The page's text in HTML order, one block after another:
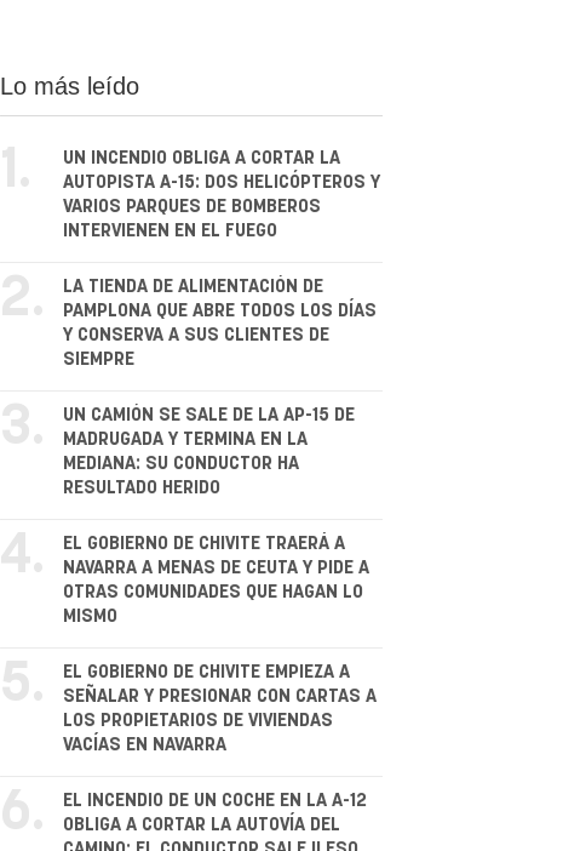
Lo más leído
1.
UN INCENDIO OBLIGA A CORTAR LA
AUTOPISTA A-15: DOS HELICÓPTEROS Y
VARIOS PARQUES DE BOMBEROS
INTERVIENEN EN EL FUEGO
2.
LA TIENDA DE ALIMENTACIÓN DE
PAMPLONA QUE ABRE TODOS LOS DÍAS
Y CONSERVA A SUS CLIENTES DE
SIEMPRE
3.
UN CAMIÓN SE SALE DE LA AP-15 DE
MADRUGADA Y TERMINA EN LA
MEDIANA: SU CONDUCTOR HA
RESULTADO HERIDO
4.
EL GOBIERNO DE CHIVITE TRAERÁ A
NAVARRA A MENAS DE CEUTA Y PIDE A
OTRAS COMUNIDADES QUE HAGAN LO
MISMO
5.
EL GOBIERNO DE CHIVITE EMPIEZA A
SEÑALAR Y PRESIONAR CON CARTAS A
LOS PROPIETARIOS DE VIVIENDAS
VACÍAS EN NAVARRA
6.
EL INCENDIO DE UN COCHE EN LA A-12
OBLIGA A CORTAR LA AUTOVÍA DEL